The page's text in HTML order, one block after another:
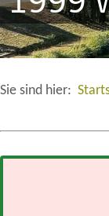
Sie sind hier: